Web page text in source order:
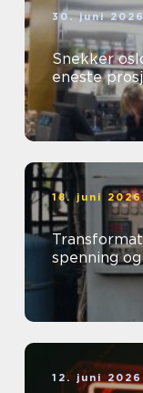
30. juni
Snekker oslo trygg kvalitet i
eneste
18. juni 2026
Transformator nøkkelen
spenning
12. juni 2026